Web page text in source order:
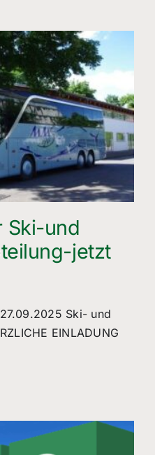
Ski-und
jetzt
Ski- und
EINLADUNG